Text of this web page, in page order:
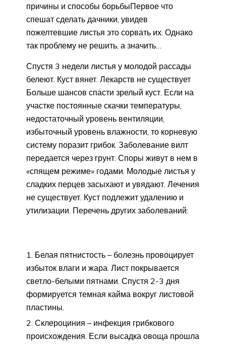
причины и способы борьбыПервое что
спешат сделать дачники, увидев
пожелтевшие листья это сорвать их. Однако
так проблему не решить, а значить…
Спустя 3 недели листья у молодой рассады
белеют. Куст вянет. Лекарств не существует
Больше шансов спасти зрелый куст. Если на
участке постоянные скачки температуры,
недостаточный уровень вентиляции,
избыточный уровень влажности, то корневую
систему поразит грибок. Заболевание вилт
передается через грунт. Споры живут в нем в
«спящем режиме» годами. Молодые листья у
сладких перцев засыхают и увядают. Лечения
не существует. Куст подлежит удалению и
утилизации. Перечень других заболеваний:
Белая пятнистость – болезнь провоцирует
избыток влаги и жара. Лист покрывается
светло-белыми пятнами. Спустя 2-3 дня
формируется темная кайма вокруг листовой
пластины.
Склероциния – инфекция грибкового
происхождения. Если высадка овоща прошла